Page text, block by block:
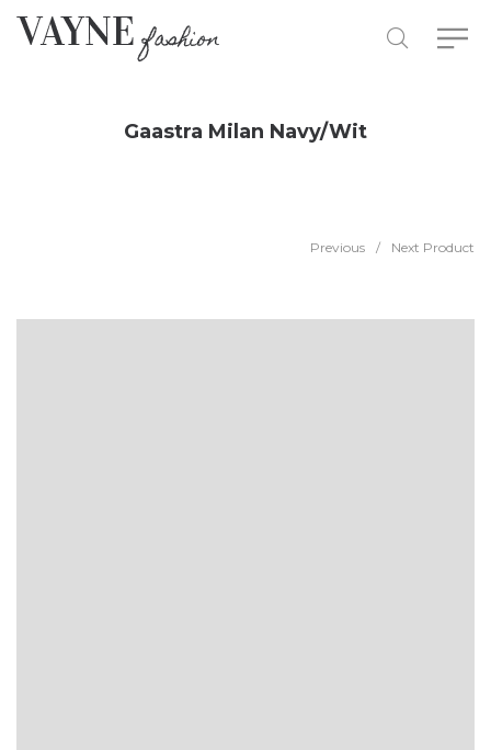
Gaastra Milan Navy/Wit
Previous / Next Product